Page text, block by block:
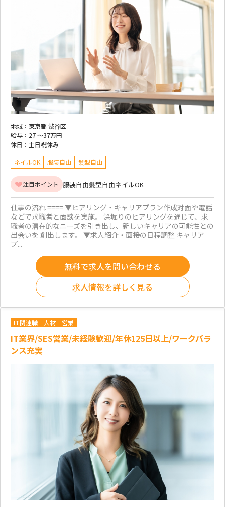
地域： 東京都 渋谷区
給与： 27 ～37万円
休日： 土日祝休み
ネイルOK 服装自由 髪型自由
注目ポイント 服装自由髪型自由ネイルOK
仕事の流れ ==== ▼ヒアリング・キャリアプラン作成対面や電話
などで求職者と面談を実施。 深堀りのヒアリングを通じて、求
職者の潜在的なニーズを引き出し、新しいキャリアの可能性との
出会いを 創出します。 ▼求人紹介・面接の日程調整 キャリア
プ...
無料で求人を問い合わせる
求人情報を詳しく見る
IT関連職 人材 営業
IT業界/SES営業/未経験歓迎/年休125日以上/ワークバラ
ンス充実